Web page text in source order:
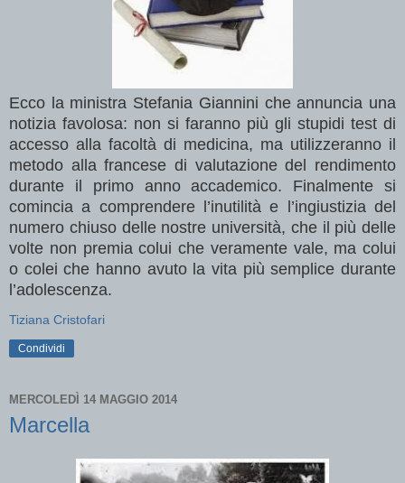
Ecco la ministra Stefania Giannini che annuncia una
notizia favolosa: non si faranno più gli stupidi test di
accesso alla facoltà di medicina, ma utilizzeranno il
metodo alla francese di valutazione del rendimento
durante il primo anno accademico. Finalmente si
comincia a comprendere l’inutilità e l’ingiustizia del
numero chiuso delle nostre università, che il più delle
volte non premia colui che veramente vale, ma colui
o colei che hanno avuto la vita più semplice durante
l’adolescenza.
Tiziana Cristofari
Condividi
MERCOLEDÌ 14 MAGGIO 2014
Marcella